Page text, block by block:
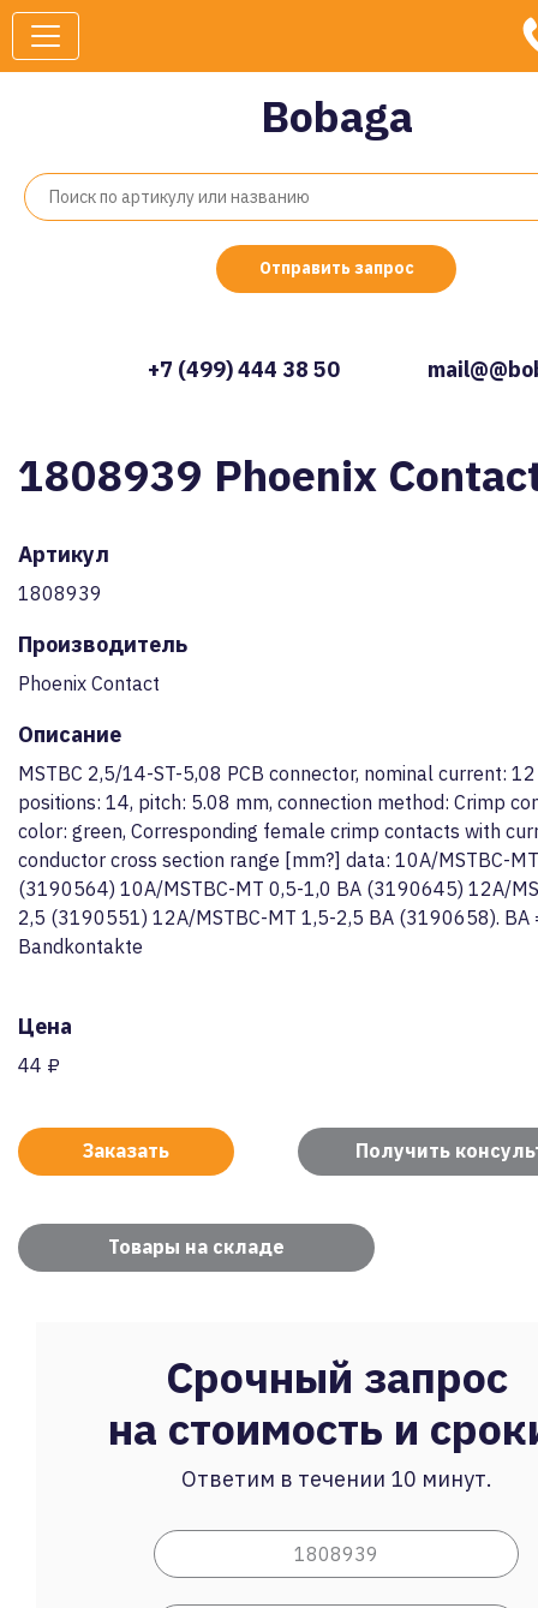
Bobaga
Отправить запрос
+7 (499) 444 38 50
1808939 Phoenix
Артикул
1808939
Производитель
Phoenix Contact
Описание
MSTBC 2,5/14-ST-5,08 PCB connector, nominal current:
positions: 14, pitch: 5.08 mm, connection method: Crimp
color: green, Corresponding female crimp contacts with
conductor cross section range [mm?] data: 10A/MSTBC-
(3190564) 10A/MSTBC-MT 0,5-1,0 BA (3190645) 12A/
2,5 (3190551) 12A/MSTBC-MT 1,5-2,5 BA (3190658). BA
Bandkontakte
Цена
44 ₽
Заказать Получить
Товары на складе
Срочный запрос
на стоимость и
Ответим в течении 10 минут.